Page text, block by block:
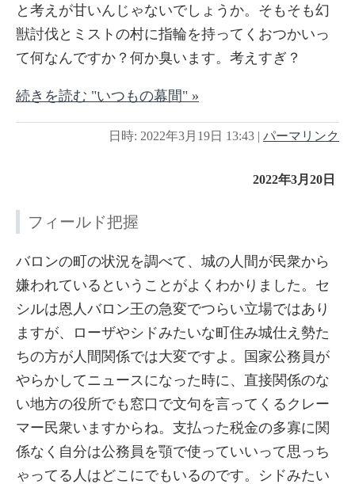
と考えが甘いんじゃないでしょうか。そもそも幻
獣討伐とミストの村に指輪を持ってくおつかいっ
て何なんですか？何か臭います。考えすぎ？
続きを読む "いつもの幕間" »
日時: 2022年3月19日 13:43 | パーマリンク
2022年3月20日
フィールド把握
バロンの町の状況を調べて、城の人間が民衆から
嫌われているということがよくわかりました。セ
シルは恩人バロン王の急変でつらい立場ではあり
ますが、ローザやシドみたいな町住み城仕え勢た
ちの方が人間関係では大変ですよ。国家公務員が
やらかしてニュースになった時に、直接関係のな
い地方の役所でも窓口で文句を言ってくるクレー
マー民衆いますからね。支払った税金の多寡に関
係なく自分は公務員を顎で使っていいって思っち
ゃってる人はどこにでもいるのです。シドみたい